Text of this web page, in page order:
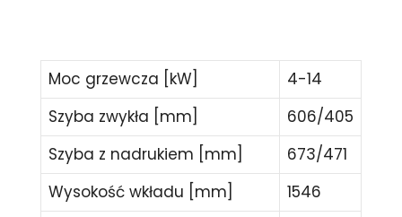
Moc grzewcza [kW]
4-14
Szyba zwykła [mm]
606/405
Szyba z nadrukiem [mm]
673/471
Wysokość wkładu [mm]
1546